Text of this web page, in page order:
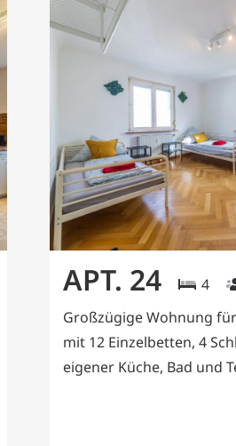
APT. 24 4
Großzügige Wohnung
mit 12 Einzelbetten, 4
eigener Küche, Bad und